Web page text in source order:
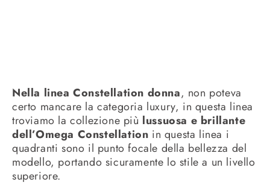
Nella linea Constellation donna, non poteva
certo mancare la categoria luxury, in questa linea
troviamo la collezione più lussuosa e brillante
dell’Omega Constellation in questa linea i
quadranti sono il punto focale della bellezza del
modello, portando sicuramente lo stile a un livello
superiore.